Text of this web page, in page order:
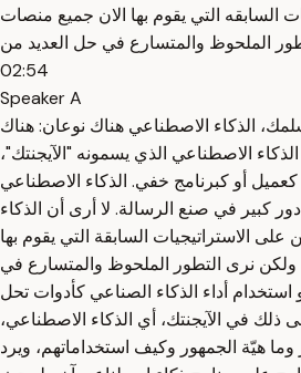
السابقه التي يقوم بها الان جميع منصات
الملحوظ والمتسارع في حل العديد من
02:54
Speaker A
الذكاء الاصطناعي هناك نوعان: هناك
الاصطناعي الذي يسمونه "الآيجنتك"،
أو كبرنامج خفي. الذكاء الاصطناعي
كبير في صنع الرسالة. لا أرى أن الذكاء
على الاستراتيجيات السابقة التي يقوم بها
ولكن نرى التطور الملحوظ والمتسارع في
استخدام أداء الذكاء الصناعي كأدوات تحل
ذلك في الآيجنتك، أي الذكاء الاصطناعي،
هيّة الجمهور وكيف استخداماتهم، ويرد